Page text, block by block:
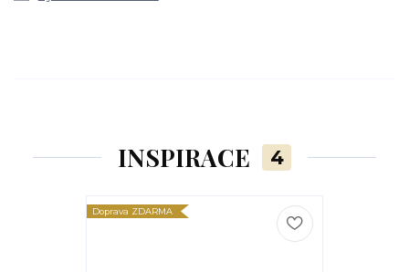
INSPIRACE 4
Doprava ZDARMA